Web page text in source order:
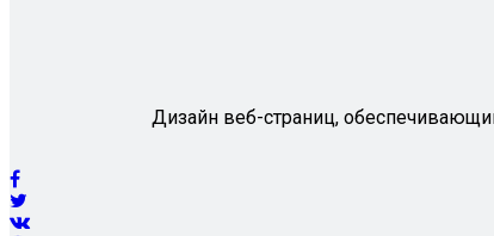
Дизайн веб-страниц,